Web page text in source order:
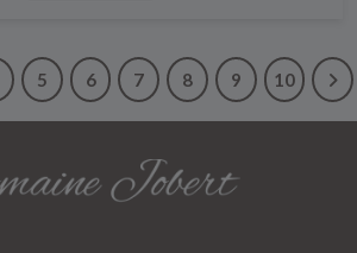
5 6 7 8 9 10